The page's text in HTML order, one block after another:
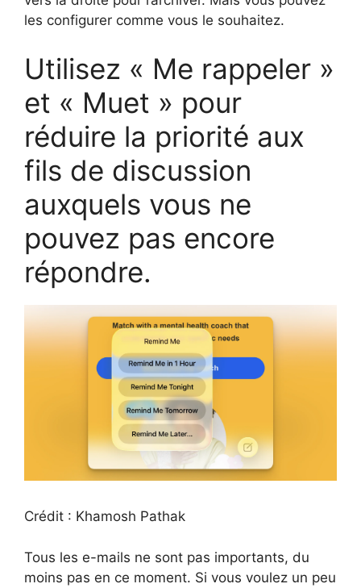
les configurer comme vous le souhaitez.
Utilisez « Me rappeler »
et « Muet » pour
réduire la priorité aux
fils de discussion
auxquels vous ne
pouvez pas encore
répondre.
Crédit : Khamosh Pathak
Tous les e-mails ne sont pas importants, du
moins pas en ce moment. Si vous voulez un peu